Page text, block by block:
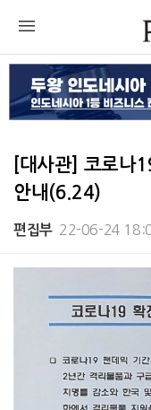
[대사관] 코로나
안내(6.24)
편집부 22-06-24